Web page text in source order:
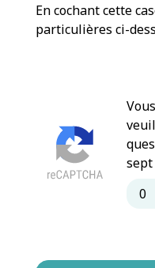
En cochant cette
particulières ci-
sept